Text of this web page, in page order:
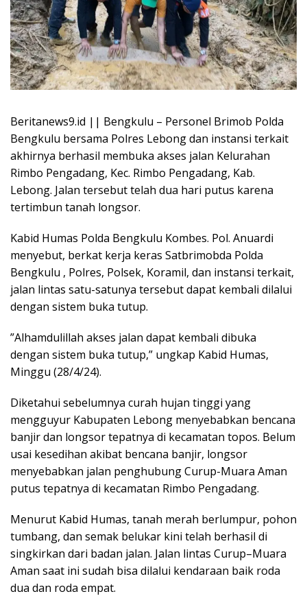
Beritanews9.id || Bengkulu – Personel Brimob Polda
Bengkulu bersama Polres Lebong dan instansi terkait
akhirnya berhasil membuka akses jalan Kelurahan
Rimbo Pengadang, Kec. Rimbo Pengadang, Kab.
Lebong. Jalan tersebut telah dua hari putus karena
tertimbun tanah longsor.
Kabid Humas Polda Bengkulu Kombes. Pol. Anuardi
menyebut, berkat kerja keras Satbrimobda Polda
Bengkulu , Polres, Polsek, Koramil, dan instansi terkait,
jalan lintas satu-satunya tersebut dapat kembali dilalui
dengan sistem buka tutup.
”Alhamdulillah akses jalan dapat kembali dibuka
dengan sistem buka tutup,” ungkap Kabid Humas,
Minggu (28/4/24).
Diketahui sebelumnya curah hujan tinggi yang
mengguyur Kabupaten Lebong menyebabkan bencana
banjir dan longsor tepatnya di kecamatan topos. Belum
usai kesedihan akibat bencana banjir, longsor
menyebabkan jalan penghubung Curup-Muara Aman
putus tepatnya di kecamatan Rimbo Pengadang.
Menurut Kabid Humas, tanah merah berlumpur, pohon
tumbang, dan semak belukar kini telah berhasil di
singkirkan dari badan jalan. Jalan lintas Curup–Muara
Aman saat ini sudah bisa dilalui kendaraan baik roda
dua dan roda empat.